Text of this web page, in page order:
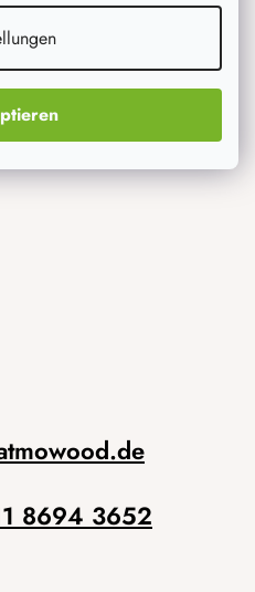
dich am meisten
8694 3652